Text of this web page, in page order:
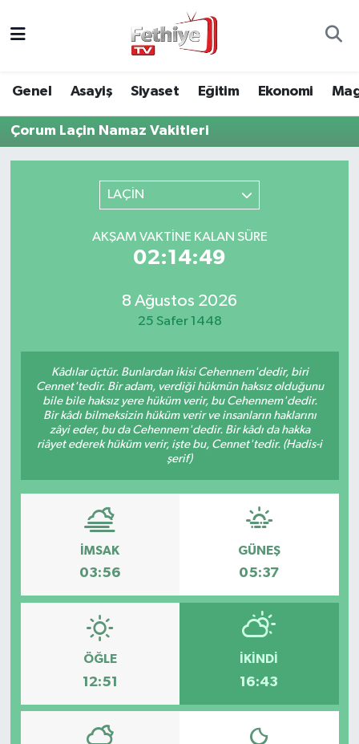
Genel Asayiş Siyaset Eğitim Ekonomi
Çorum Laçin Namaz Vakitleri
LAÇİN
AKŞAM VAKTINE KALAN SÜRE
02:14:49
8 Ağustos 2026
25 Safer 1448
Kâdılar üçtür. Bunlardan ikisi Cehennem'dedir, biri
Cennet'tedir. Bir adam, verdiği hükmün haksız olduğunu
bile bile haksız yere hüküm verir, bu Cehennem'dedir.
Bir kâdı bilmeksizin hüküm verir ve insanların haklarını
zâyi eder, bu da Cehennem'dedir. Bir kâdı da hakka
riâyet ederek hüküm verir, işte bu, Cennet'tedir. (Hadis-i
şerif)
İMSAK
03:56
GÜNEŞ
05:37
ÖĞLE
12:51
İKINDI
16:43
Turizm
Muğla Hava Durumu
Muğla Trafik Yoğunluk Haritası
Tüm Manşetler
Son Dakika Haberleri